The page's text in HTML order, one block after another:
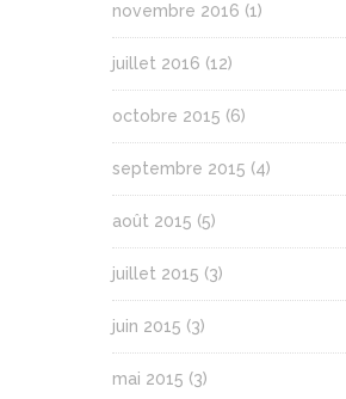
novembre 2016 (1)
juillet 2016 (12)
octobre 2015 (6)
septembre 2015 (4)
août 2015 (5)
juillet 2015 (3)
juin 2015 (3)
mai 2015 (3)